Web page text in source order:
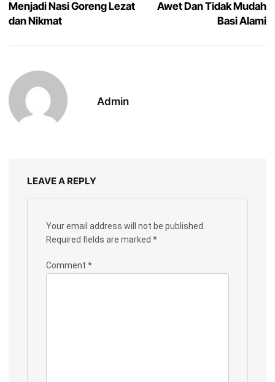
Menjadi Nasi Goreng Lezat
dan Nikmat
Awet Dan Tidak Mudah
Basi Alami
Admin
LEAVE A REPLY
Your email address will not be published.
Required fields are marked *
Comment *